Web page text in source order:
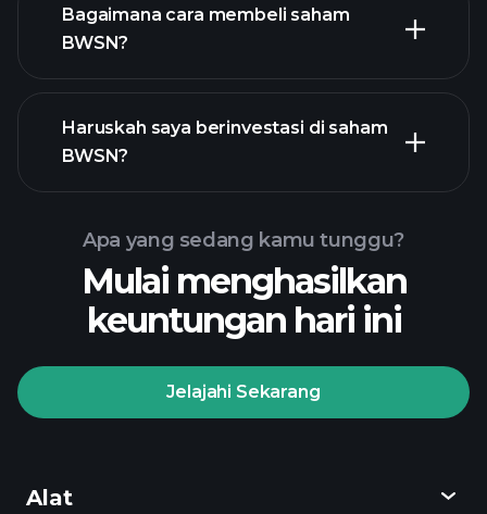
laporan keuangan BWSN
Bagaimana cara membeli saham
BWSN?
Turnamen
Playtrade
broker yang
Haruskah saya berinvestasi di saham
BWSN?
Apa yang sedang kamu tunggu?
Mulai menghasilkan
keuntungan hari ini
Jelajahi Sekarang
Alat